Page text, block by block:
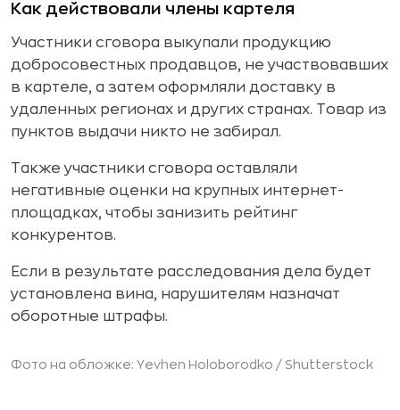
Как действовали члены картеля
Участники сговора выкупали продукцию
добросовестных продавцов, не участвовавших
в картеле, а затем оформляли доставку в
удаленных регионах и других странах. Товар из
пунктов выдачи никто не забирал.
Также участники сговора оставляли
негативные оценки на крупных интернет-
площадках, чтобы занизить рейтинг
конкурентов.
Если в результате расследования дела будет
установлена вина, нарушителям назначат
оборотные штрафы.
Фото на обложке: Yevhen Holoborodko / Shutterstock